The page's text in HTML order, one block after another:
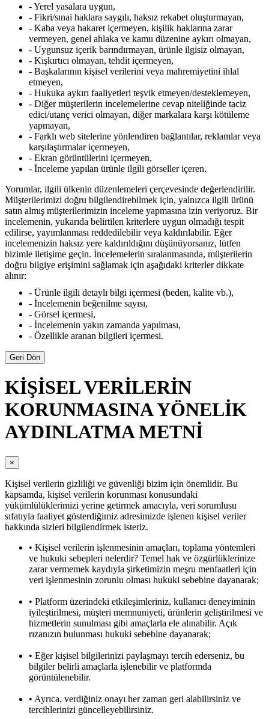
- Yerel yasalara uygun,
- Fikri/sınai haklara saygılı, haksız rekabet oluşturmayan,
- Kaba veya hakaret içermeyen, kişilik haklarına zarar
vermeyen, genel ahlaka ve kamu düzenine aykırı olmayan,
- Uygunsuz içerik barındırmayan, ürünle ilgisiz olmayan,
- Kışkırtıcı olmayan, tehdit içermeyen,
- Başkalarının kişisel verilerini veya mahremiyetini ihlal
etmeyen,
- Hukuka aykırı faaliyetleri teşvik etmeyen/desteklemeyen,
- Diğer müşterilerin incelemelerine cevap niteliğinde taciz
edici/utanç verici olmayan, diğer markalara karşı kötüleme
yapmayan,
- Farklı web sitelerine yönlendiren bağlantılar, reklamlar veya
karşılaştırmalar içermeyen,
- Ekran görüntülerini içermeyen,
- İnceleme yapılan ürünle ilgili görseller içeren.
Yorumlar, ilgili ülkenin düzenlemeleri çerçevesinde değerlendirilir.
Müşterilerimizi doğru bilgilendirebilmek için, yalnızca ilgili ürünü
satın almış müşterilerimizin inceleme yapmasına izin veriyoruz. Bir
incelemenin, yukarıda belirtilen kriterlere uygun olmadığı tespit
edilirse, yayımlanması reddedilebilir veya kaldırılabilir. Eğer
incelemenizin haksız yere kaldırıldığını düşünüyorsanız, lütfen
bizimle iletişime geçin. İncelemelerin sıralanmasında, müşterilerin
doğru bilgiye erişimini sağlamak için aşağıdaki kriterler dikkate
alınır:
- Ürünle ilgili detaylı bilgi içermesi (beden, kalite vb.),
- İncelemenin beğenilme sayısı,
- Görsel içermesi,
- İncelemenin yakın zamanda yapılması,
- Özellikle aranan bilgileri içermesi.
Geri Dön
KİŞİSEL VERİLERİN
KORUNMASINA YÖNELİK
AYDINLATMA METNİ
×
Kişisel verilerin gizliliği ve güvenliği bizim için önemlidir. Bu
kapsamda, kişisel verilerin korunması konusundaki
yükümlülüklerimizi yerine getirmek amacıyla, veri sorumlusu
sıfatıyla faaliyet gösterdiğimiz adresimizde işlenen kişisel veriler
hakkında sizleri bilgilendirmek isteriz.
• Kişisel verilerin işlenmesinin amaçları, toplama yöntemleri
ve hukuki sebepleri nelerdir? Temel hak ve özgürlüklerinize
zarar vermemek kaydıyla şirketimizin meşru menfaatleri için
veri işlenmesinin zorunlu olması hukuki sebebine dayanarak;
• Platform üzerindeki etkileşimleriniz, kullanıcı deneyiminin
iyileştirilmesi, müşteri memnuniyeti, ürünlerin geliştirilmesi ve
hizmetlerin sunulması gibi amaçlarla ele alınabilir. Açık
rızanızın bulunması hukuki sebebine dayanarak;
• Eğer kişisel bilgilerinizi paylaşmayı tercih ederseniz, bu
bilgiler belirli amaçlarla işlenebilir ve platformda
görüntülenebilir.
• Ayrıca, verdiğiniz onayı her zaman geri alabilirsiniz ve
tercihlerinizi güncelleyebilirsiniz.